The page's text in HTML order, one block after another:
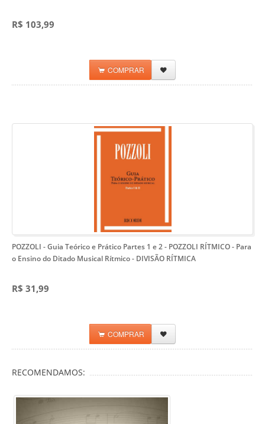
R$ 103,99
COMPRAR
POZZOLI - Guia Teórico e Prático Partes 1 e 2 - POZZOLI RÍTMICO- Para
o Ensino do Ditado Musical Rítmico - DIVISÃO RÍTMICA
R$ 31,99
COMPRAR
RECOMENDAMOS: